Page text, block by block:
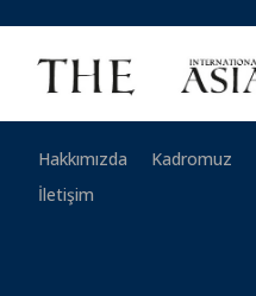
Hakkımızda Kadromuz
İletişim